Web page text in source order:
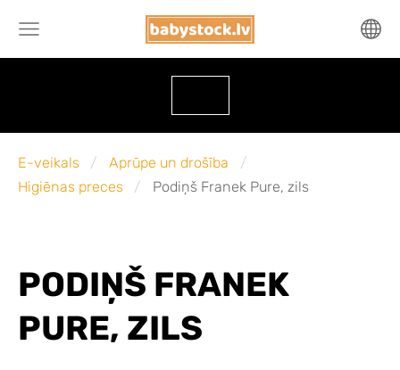
E-veikals
Aprūpe un drošība
Higiēnas preces
Podiņš Franek Pure, zils
PODIŅŠ FRANEK
PURE, ZILS